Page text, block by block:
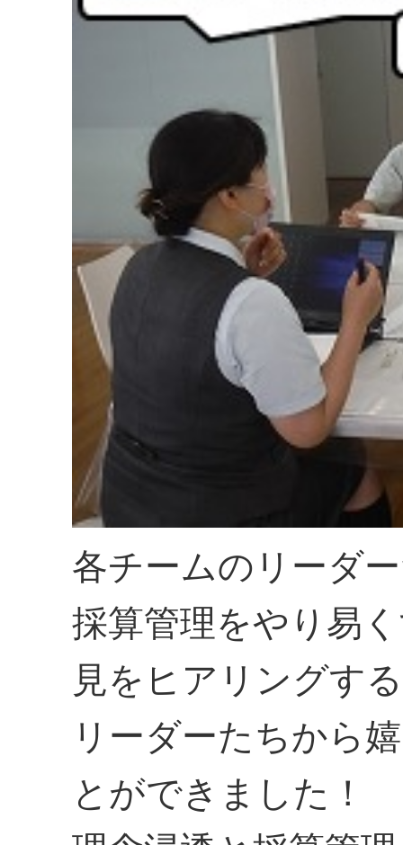
各チームのリーダ
採算管理をやり易
見をヒアリングす
リーダーたちから
とができました！